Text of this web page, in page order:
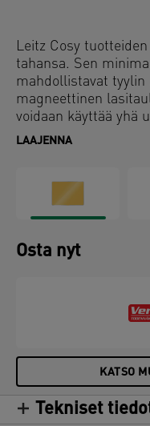
Leitz Cosy
tahansa. Sen
mahdollistavat tyylin
magneettinen
voidaan käyttää yhä
toimitetulla
toimistoon
LAAJENNA
Osta nyt
KATSO
Tekniset